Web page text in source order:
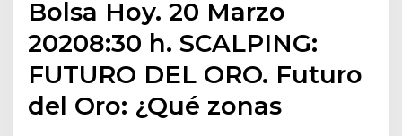
Bolsa Hoy. 20 Marzo
20208:30 h. SCALPING:
FUTURO DEL ORO. Futuro
del Oro: ¿Qué zonas